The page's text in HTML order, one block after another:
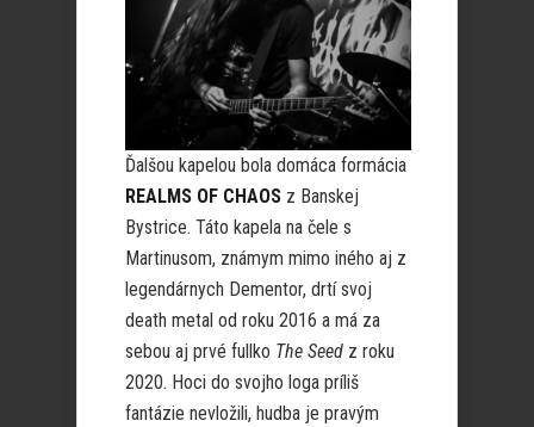
Ďalšou kapelou bola domáca formácia
REALMS OF CHAOS z Banskej
Bystrice. Táto kapela na čele s
Martinusom, známym mimo iného aj z
legendárnych Dementor, drtí svoj
death metal od roku 2016 a má za
sebou aj prvé fullko The Seed z roku
2020. Hoci do svojho loga príliš
fantázie nevložili, hudba je pravým